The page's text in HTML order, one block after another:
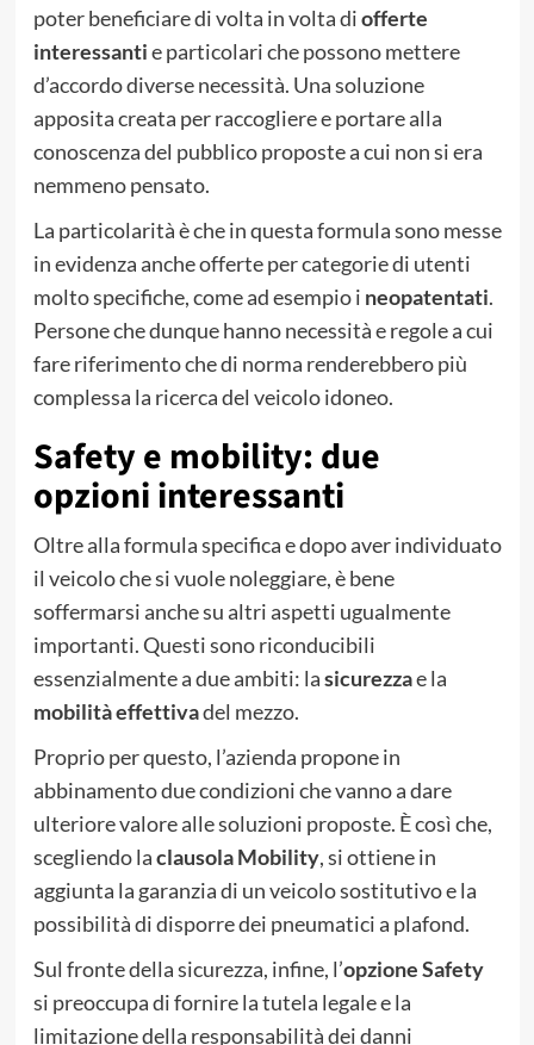
poter beneficiare di volta in volta diofferte
interessantie particolari che possono mettere
d’accordo diverse necessità. Una soluzione
apposita creata per raccogliere e portare alla
conoscenza del pubblico proposte a cui non si era
nemmeno pensato.
La particolarità è che in questa formula sono messe
in evidenza anche offerte per categorie di utenti
molto specifiche, come ad esempio i neopatentati.
Persone che dunque hanno necessità e regole a cui
fare riferimento che di norma renderebbero più
complessa la ricerca del veicolo idoneo.
Safety e mobility: due
opzioni interessanti
Oltre alla formula specifica e dopo aver individuato
il veicolo che si vuole noleggiare, è bene
soffermarsi anche su altri aspetti ugualmente
importanti. Questi sono riconducibili
essenzialmente a due ambiti: lasicurezzae la
mobilità effettivadel mezzo.
Proprio per questo, l’azienda propone in
abbinamento due condizioni che vanno a dare
ulteriore valore alle soluzioni proposte. È così che,
scegliendo laclausola Mobility, si ottiene in
aggiunta la garanzia di un veicolo sostitutivo e la
possibilità di disporre dei pneumatici a plafond.
Sul fronte della sicurezza, infine, l’opzione Safety
si preoccupa di fornire la tutela legale e la
limitazione della responsabilità dei danni